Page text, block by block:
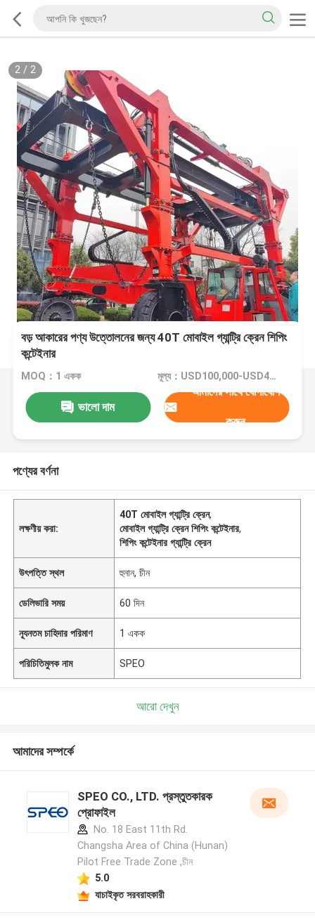
2/ 2
বড় আকারের পণ্য উত্তোলনের জন্য 40T মোবাইল গ্যান্ট্রি ক্রেন শিপিং
কন্টেইনার
MOQ：1 একক মূল্য：USD100,000-USD400,000/Unit
ভালো দাম
আমাদের সাথে যোগাযোগ
করুন
পণ্যের বর্ণনা
লক্ষণীয় করা:
40T মোবাইল গ্যান্ট্রি ক্রেন,
মোবাইল গ্যান্ট্রি ক্রেন শিপিং কন্টেইনার,
শিপিং কন্টেইনার গ্যান্ট্রি ক্রেন
উৎপত্তি স্থল হুনান, চীন
ডেলিভারি সময় 60 দিন
ন্যূনতম চাহিদার পরিমাণ 1 একক
পরিচিতিমুলক নাম SPEO
আরো দেখুন
আমাদের সম্পর্কে
SPEO CO., LTD. প্রস্তুতকারক
প্রোফাইল
No. 18 East 11th Rd.
Changsha Area of China (Hunan)
Pilot Free Trade Zone ,চীন
5.0
যাচাইকৃত সরবরাহকারী